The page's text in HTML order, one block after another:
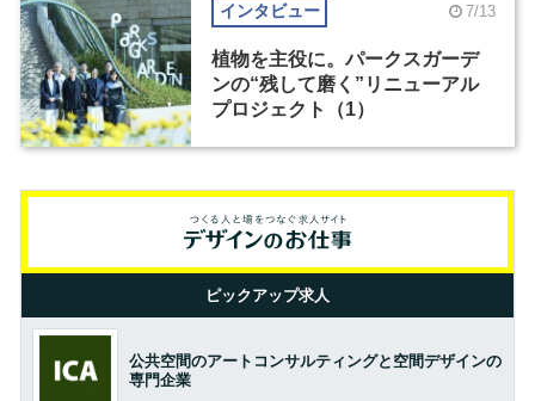
インタビュー 7/13
植物を主役に。パークスガーデ
ンの“残して磨く”リニューアル
プロジェクト（1）
ピックアップ求人
公共空間のアートコンサルティングと空間デザインの
専門企業